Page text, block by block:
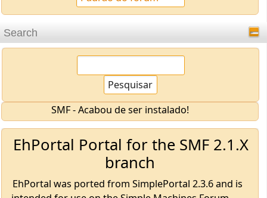
SMF - Acabou de ser instalado!
EhPortal Portal for the SMF 2.1.X
branch
EhPortal was ported from SimplePortal 2.3.6 and is
intended for use on the Simple Machines Forum